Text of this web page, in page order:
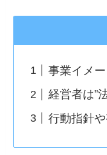
事業イメ
経営者は”
行動指針